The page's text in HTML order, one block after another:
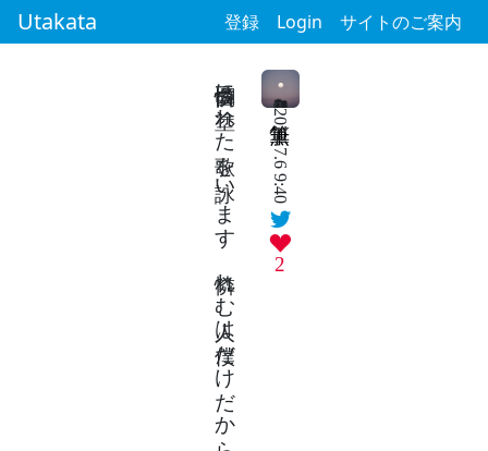
Utakata 登録 Login サイトのご案内
2024.7.6 9:40
2
自己憐憫に塗れた歌を詠います 憐れむ人は僕だけだから